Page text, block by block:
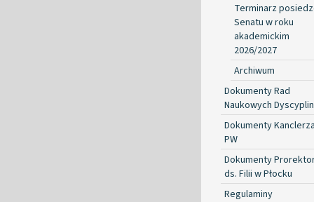
Terminarz
Senatu w roku
akademickim
2026/2027
Archiwum
Dokumenty Rad
Naukowych Dyscyplin
Dokumenty
PW
Dokumenty
ds. Filii w Płocku
Regulaminy